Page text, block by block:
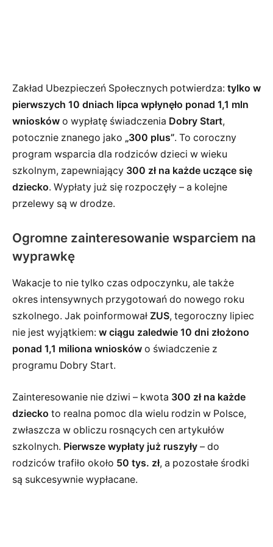
Zakład Ubezpieczeń Społecznych potwierdza: tylko w
pierwszych 10 dniach lipca wpłynęło ponad 1,1 mln
wniosków o wypłatę świadczenia Dobry Start,
potocznie znanego jako „300 plus”. To coroczny
program wsparcia dla rodziców dzieci w wieku
szkolnym, zapewniający 300 zł na każde uczące się
dziecko. Wypłaty już się rozpoczęły – a kolejne
przelewy są w drodze.
Ogromne zainteresowanie wsparciem na
wyprawkę
Wakacje to nie tylko czas odpoczynku, ale także
okres intensywnych przygotowań do nowego roku
szkolnego. Jak poinformował ZUS, tegoroczny lipiec
nie jest wyjątkiem: w ciągu zaledwie 10 dni złożono
ponad 1,1 miliona wniosków o świadczenie z
programu Dobry Start.
Zainteresowanie nie dziwi – kwota 300 zł na każde
dziecko to realna pomoc dla wielu rodzin w Polsce,
zwłaszcza w obliczu rosnących cen artykułów
szkolnych. Pierwsze wypłaty już ruszyły – do
rodziców trafiło około 50 tys. zł, a pozostałe środki
są sukcesywnie wypłacane.